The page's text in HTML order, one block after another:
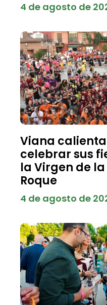
4 de agosto de
Viana
celebrar sus
la Virgen de
Roque
4 de agosto de